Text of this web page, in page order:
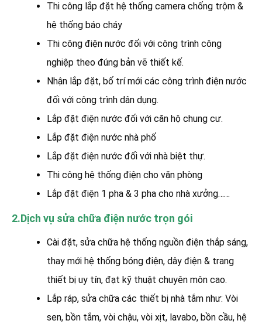
Thi công lắp đặt hệ thống camera chống trộm &
hệ thống báo cháy
Thi công điện nước đối với công trình công
nghiệp theo đúng bản vẽ thiết kế.
Nhận lắp đặt, bố trí mới các công trình điện nước
đối với công trình dân dụng.
Lắp đặt điện nước đối với căn hộ chung cư.
Lắp đặt điện nước nhà phố
Lắp đặt điện nước đối với nhà biệt thự.
Thi công hệ thống điện cho văn phòng
Lắp đặt điện 1 pha & 3 pha cho nhà xưởng……
2.Dịch vụ sửa chữa điện nước trọn gói
Cài đặt, sửa chữa hệ thống nguồn điện thắp sáng,
thay mới hệ thống bóng điện, dây điện & trang
thiết bị uy tín, đạt kỹ thuật chuyên môn cao.
Lắp ráp, sửa chữa các thiết bị nhà tắm như: Vòi
sen, bồn tắm, vòi chậu, vòi xịt, lavabo, bồn cầu, hệ